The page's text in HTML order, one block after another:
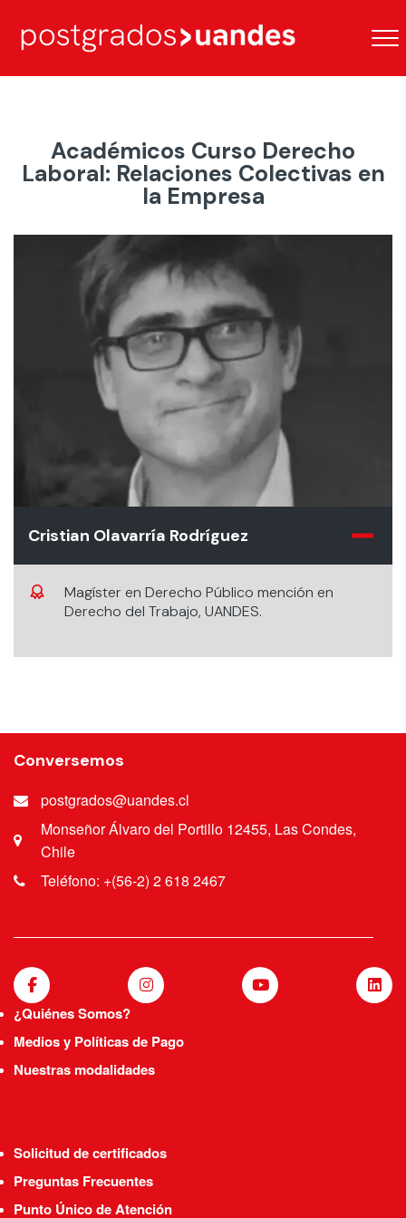
Académicos Curso Derecho
Laboral: Relaciones Colectivas en
la Empresa
Cristian Olavarría Rodríguez
Magíster en Derecho Público mención en
Derecho del Trabajo, UANDES.
Conversemos
postgrados@uandes.cl
Monseñor Álvaro del Portillo 12455, Las Condes,
Chile
Teléfono: +(56-2) 2 618 2467
¿Quiénes Somos?
Medios y Políticas de Pago
Nuestras modalidades
Solicitud de certificados
Preguntas Frecuentes
Punto Único de Atención